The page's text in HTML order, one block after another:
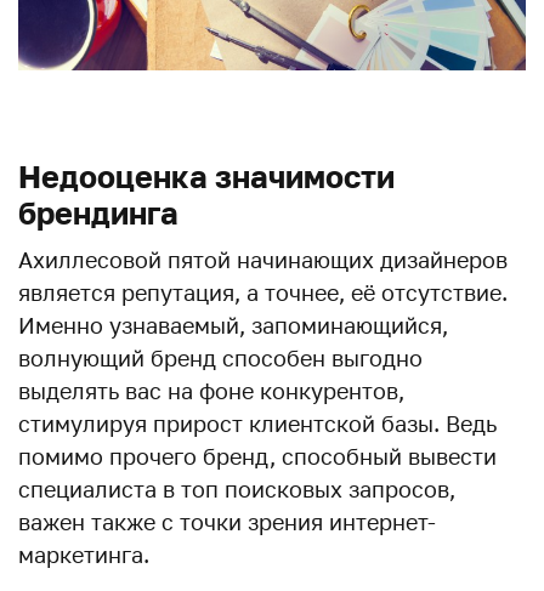
Недооценка значимости
брендинга
Ахиллесовой пятой начинающих дизайнеров
является репутация, а точнее, её отсутствие.
Именно узнаваемый, запоминающийся,
волнующий бренд способен выгодно
выделять вас на фоне конкурентов,
стимулируя прирост клиентской базы. Ведь
помимо прочего бренд, способный вывести
специалиста в топ поисковых запросов,
важен также с точки зрения интернет-
маркетинга.